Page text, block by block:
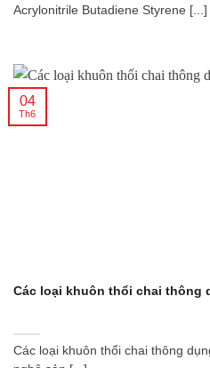
Acrylonitrile Butadiene Styrene [...]
Các loại khuôn thổi chai thông
Các loại khuôn thổi chai thông
04
Th6